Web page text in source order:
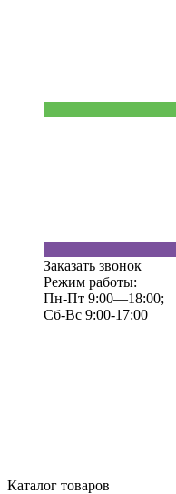
Заказать звонок
Режим работы:
Пн-Пт 9:00—18:00;
Сб-Вс 9:00-17:00
Каталог товаров